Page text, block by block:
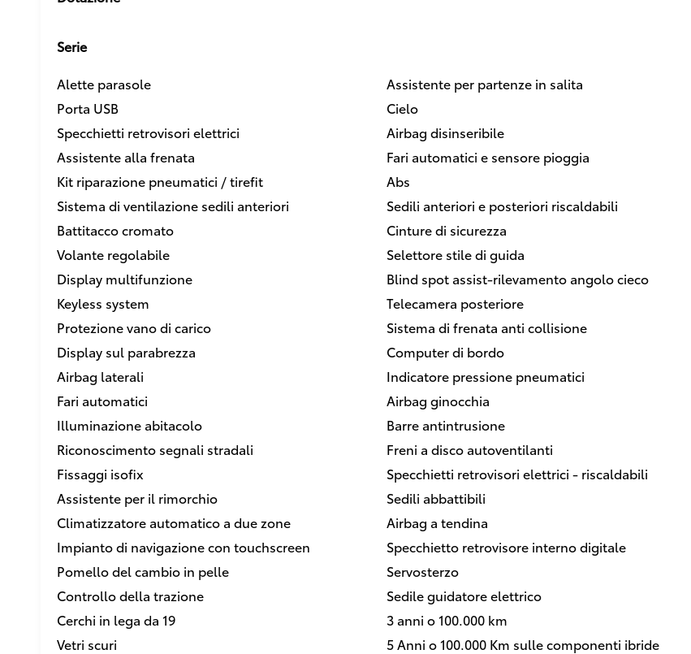
Serie
Alette parasole
Porta USB
Specchietti retrovisori elettrici
Assistente alla frenata
Kit riparazione pneumatici / tirefit
Sistema di ventilazione sedili anteriori
Battitacco cromato
Volante regolabile
Display multifunzione
Keyless system
Protezione vano di carico
Display sul parabrezza
Airbag laterali
Fari automatici
Illuminazione abitacolo
Riconoscimento segnali stradali
Fissaggi isofix
Assistente per il rimorchio
Climatizzatore automatico a due zone
Impianto di navigazione con touchscreen
Pomello del cambio in pelle
Controllo della trazione
Cerchi in lega da 19
Vetri scuri
Assistente per partenze in salita
Cielo
Airbag disinseribile
Fari automatici e sensore pioggia
Abs
Sedili anteriori e posteriori riscaldabili
Cinture di sicurezza
Selettore stile di guida
Blind spot assist-rilevamento angolo cieco
Telecamera posteriore
Sistema di frenata anti collisione
Computer di bordo
Indicatore pressione pneumatici
Airbag ginocchia
Barre antintrusione
Freni a disco autoventilanti
Specchietti retrovisori elettrici - riscaldabili
Sedili abbattibili
Airbag a tendina
Specchietto retrovisore interno digitale
Servosterzo
Sedile guidatore elettrico
3 anni o 100.000 km
5 Anni o 100.000 Km sulle componenti ibride